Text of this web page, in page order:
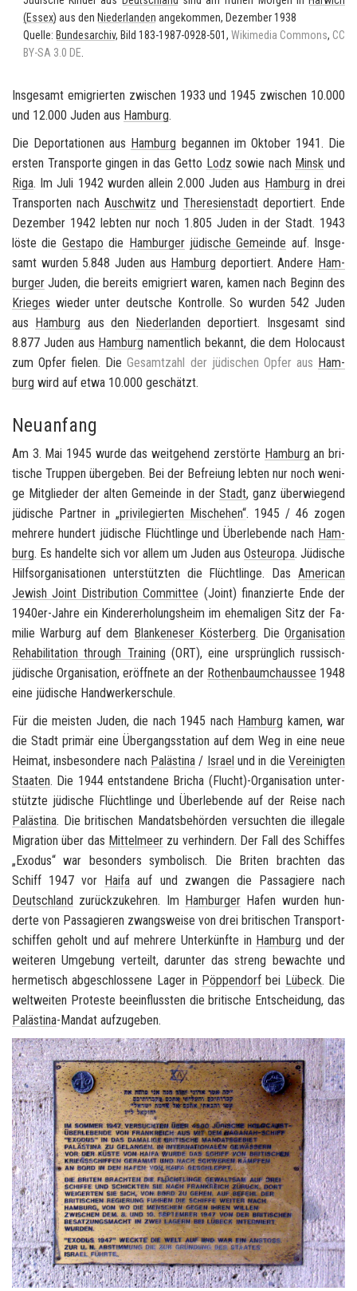
(Essex) aus den Nie­der­lan­den an­ge­kom­men, De­zem­ber 1938
Quel­le: Bun­des­ar­chiv, Bild 183-1987-0928-501, Wi­ki­me­dia Com­mons, CC
BY-SA 3.0 DE
Ins­ge­samt emi­grier­ten zwi­schen 1933 und 1945 zwi­schen 10.000
und 12.000 Juden aus Ham­burg.
Die De­por­ta­tio­nen aus Ham­burg be­gan­nen im Ok­to­ber 1941. Die
ers­ten Trans­por­te gin­gen in das Getto Lodz sowie nach Minsk und
Riga. Im Juli 1942 wur­den al­lein 2.000 Juden aus Ham­burg in drei
Trans­por­ten nach Ausch­witz und The­re­si­en­stadt de­por­tiert. Ende
De­zem­ber 1942 leb­ten nur noch 1.805 Juden in der Stadt. 1943
löste die Ge­sta­po die Ham­bur­ger jü­di­sche Ge­mein­de auf. Ins­ge­
samt wur­den 5.848 Juden aus Ham­burg de­por­tiert. An­de­re Ham­
bur­ger Juden, die be­reits emi­griert waren, kamen nach Be­ginn des
Krie­ges wie­der unter deut­sche Kon­trol­le. So wur­den 542 Juden
aus Ham­burg aus den Nie­der­lan­den de­por­tiert. Ins­ge­samt sind
8.877 Juden aus Ham­burg na­ment­lich be­kannt, die dem Ho­lo­caust
zum Opfer fie­len. DieGe­samt­zahl der jü­di­schen Opfer aus Ham­
burg wird auf etwa 10.000 ge­schätzt.
Neuanfang
Am 3. Mai 1945 wurde das weit­ge­hend zer­stör­te Ham­burg an bri­
ti­sche Trup­pen über­ge­ben. Bei der Be­frei­ung leb­ten nur noch we­ni­
ge Mit­glie­der der alten Ge­mein­de in der Stadt, ganz über­wie­gend
jü­di­sche Part­ner in „pri­vi­le­gier­ten Misch­ehen“. 1945 / 46 zogen
meh­re­re hun­dert jü­di­sche Flücht­lin­ge und Über­le­ben­de nach Ham­
burg. Es han­del­te sich vor allem um Juden aus Ost­eu­ro­pa. Jü­di­sche
Hilfs­or­ga­ni­sa­tio­nen un­ter­stütz­ten die Flücht­lin­ge. Das Ame­ri­can
Je­wish Joint Dis­tri­bu­ti­on Com­mit­tee (Joint) fi­nan­zier­te Ende der
1940er-​Jahre ein Kin­der­er­ho­lungs­heim im ehe­ma­li­gen Sitz der Fa­
mi­lie War­burg auf dem Blan­ke­ne­ser Kös­ter­berg. DieOr­ga­ni­sa­ti­on
Re­ha­bi­li­ta­ti­on th­rough Trai­ning (ORT), eine ur­sprüng­lich russisch-​
jüdische Or­ga­ni­sa­ti­on, er­öff­ne­te an der Ro­then­baum­chaus­see 1948
eine jü­di­sche Hand­wer­ker­schu­le.
Für die meis­ten Juden, die nach 1945 nach Ham­burg kamen, war
die Stadt pri­mär eine Über­gangs­sta­ti­on auf dem Weg in eine neue
Hei­mat, ins­be­son­de­re nach Pa­läs­ti­na / Is­ra­el und in dieVer­ei­nig­ten
Staa­ten. Die 1944 ent­stan­de­ne Bricha (Flucht)-​Organisation un­ter­
stütz­te jü­di­sche Flücht­lin­ge und Über­le­ben­de auf der Reise nach
Pa­läs­ti­na. Die bri­ti­schen Man­dats­be­hör­den ver­such­ten die il­le­ga­le
Mi­gra­ti­on über das Mit­tel­meer zu ver­hin­dern. Der Fall des Schif­fes
„Exo­dus“ war be­son­ders sym­bo­lisch. Die Bri­ten brach­ten das
Schiff 1947 vor Haifa auf und zwan­gen die Pas­sa­gie­re nach
Deutsch­land zu­rück­zu­keh­ren. Im Ham­bur­ger Hafen wur­den hun­
der­te von Pas­sa­gie­ren zwangs­wei­se von drei bri­ti­schen Trans­port­
schif­fen ge­holt und auf meh­re­re Un­ter­künf­te in Ham­burg und der
wei­te­ren Um­ge­bung ver­teilt, dar­un­ter das streng be­wach­te und
her­me­tisch ab­ge­schlos­se­ne Lager in Pöp­pen­dorf bei Lü­beck. Die
welt­wei­ten Pro­tes­te be­ein­fluss­ten die bri­ti­sche Ent­schei­dung, das
Pa­läs­ti­na-​Mandat auf­zu­ge­ben.